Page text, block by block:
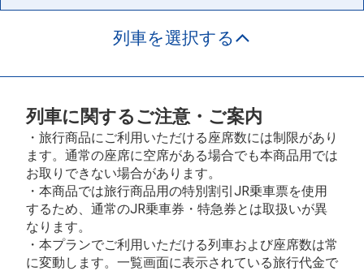
列車を選択する
列車に関するご注意・ご案内
・旅行商品にご利用いただける座席数には制限があり
ます。通常の座席に空席がある場合でも本商品用では
お取りできない場合があります。
・本商品では旅行商品用の特別割引JR乗車票を使用
するため、通常のJR乗車券・特急券とは取扱いが異
なります。
・本プランでご利用いただける列車および座席数は常
に変動します。一覧画面に表示されている旅行代金で